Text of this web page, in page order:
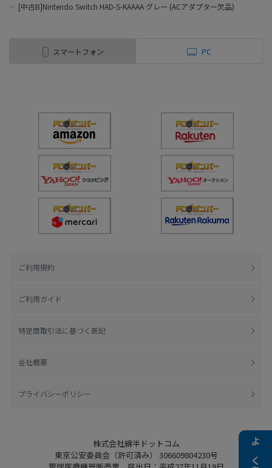
> [中古B]Nintendo Switch HAD-S-KAAAA グレー (ACアダプター欠品)
スマートフォン PC
ご利用規約
ご利用ガイド
特定商取引法に基づく表記
会社概要
プライバシーポリシー
株式会社綿半ドットコム
東京公安委員会（許可済み） 306609804230号